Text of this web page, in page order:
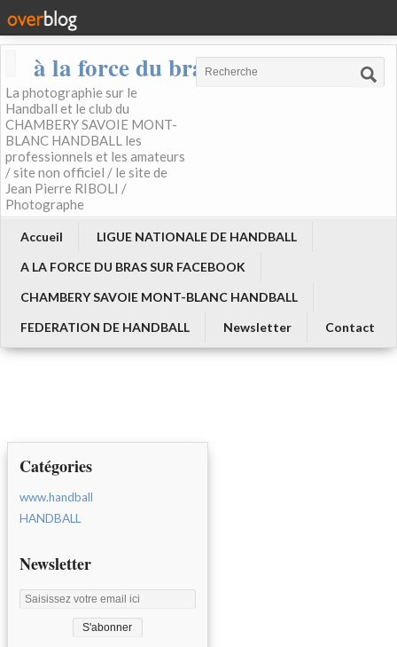
à la force du bras
La photographie sur le
Handball et le club du
CHAMBERY SAVOIE MONT-
BLANC HANDBALL les
professionnels et les amateurs
/ site non officiel / le site de
Jean Pierre RIBOLI /
Photographe
Accueil
LIGUE NATIONALE DE HANDBALL
A LA FORCE DU BRAS SUR FACEBOOK
CHAMBERY SAVOIE MONT-BLANC HANDBALL
FEDERATION DE HANDBALL
Newsletter Contact
Catégories
www.handball
HANDBALL
Newsletter